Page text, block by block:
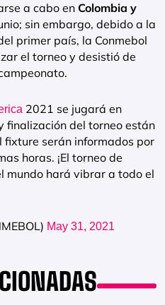
a cabo en Colombia y
sin embargo, debido a la
primer país, la Conmebol
el torneo y desistió de
2021 se jugará en
finalización del torneo están
fixture serán informados por
horas. ¡El torneo de
mundo hará vibrar a todo el
May 31, 2021